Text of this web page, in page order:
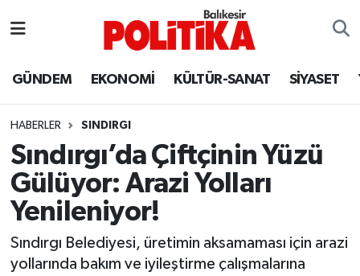
GÜNDEM EKONOMİ KÜLTÜR-SANAT SİYASET
HABERLER SINDIRGI
Sındırgı’da Çiftçinin Yüzü
Gülüyor: Arazi Yolları
Yenileniyor!
Sındırgı Belediyesi, üretimin aksamaması için arazi
yollarında bakım ve iyileştirme çalışmalarına
Ayvalık
Balya
Bandırma
Bigadiç
BİYOGRAFİLER
Balıkesir Hava Durumu
Balıkesir Namaz Vakitleri
Balıkesir Trafik Yoğunluk Haritası
Süper Lig Puan Durumu ve Fikstür
Tüm Manşetler